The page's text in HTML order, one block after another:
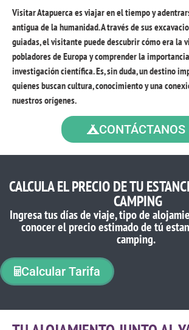
Visitar Atapuerca es viajar en el tiempo y
antigua de la humanidad. A través de sus
guiadas, el visitante puede descubrir cómo era la
pobladores de Europa y comprender la
investigación científica. Es, sin duda, un destino
quienes buscan cultura, conocimiento y una
nuestros orígenes.
CONTÁCTANOS
CALCULA EL PRECIO DE TU
CAMPING
Ingresa tus días de viaje, tipo de
conocer el precio estimado de tú
camping.
Calcular Tarifa